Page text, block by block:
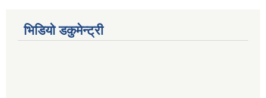
भिडियो डकुमेन्ट्री